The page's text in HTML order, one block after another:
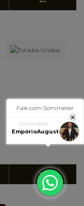
Fale com Sommelier
Sommelier